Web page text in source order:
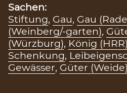
Sachen:
Stiftung, Gau, Gau
(Weinberg/-garten),
(Würzburg), König
Schenkung,
Gewässer, Güter (Weide)